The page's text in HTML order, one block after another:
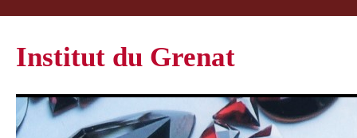
Institut du Grenat